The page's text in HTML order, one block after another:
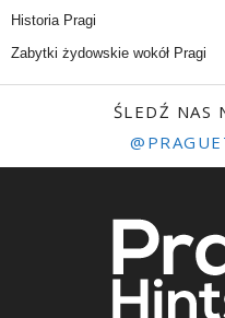
Historia Pragi
Zabytki żydowskie wokół Pragi
ŚLEDŹ NAS